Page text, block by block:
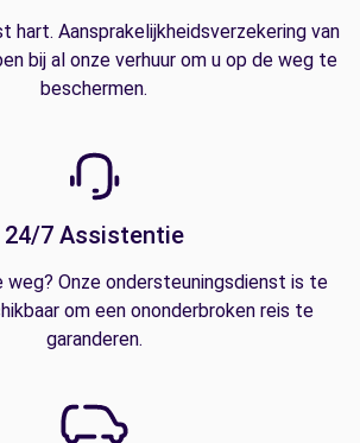
hart. Aansprakelijkheidsverzekering van
bij al onze verhuur om u op de weg te
beschermen.
24/7 Assistentie
weg? Onze ondersteuningsdienst is te
om een ononderbroken reis te
garanderen.